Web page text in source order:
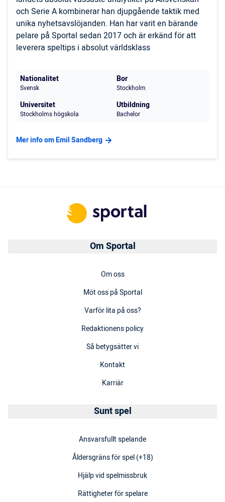
och Serie A kombinerar han djupgående taktik med
unika nyhetsavslöjanden. Han har varit en bärande
pelare på Sportal sedan 2017 och är erkänd för att
leverera speltips i absolut världsklass
Nationalitet
Svensk
Bor
Stockholm
Universitet
Stockholms högskola
Utbildning
Bachelor
Mer info om Emil Sandberg
Om Sportal
Om oss
Möt oss på Sportal
Varför lita på oss?
Redaktionens policy
Så betygsätter vi
Kontakt
Karriär
Sunt spel
Ansvarsfullt spelande
Åldersgräns för spel (+18)
Hjälp vid spelmissbruk
Rättigheter för spelare